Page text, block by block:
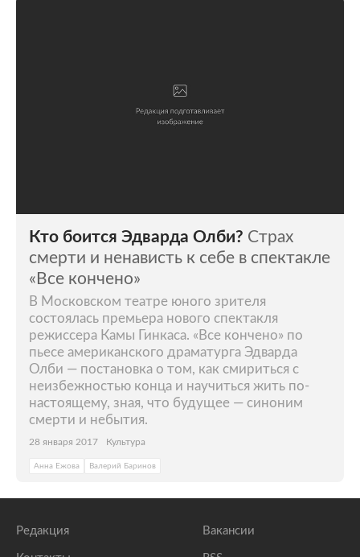
Кто боится Эдварда Олби? Страх
смерти и ненависть к себе в спектакле
«Все кончено»
В Московском театре юного зрителя
состоялась премьера нового спектакля
режиссера Камы Гинкаса. «Все кончено» по
пьесе американского драматурга Эдварда
Олби — постановка о том, как смириться с
неизбежностью конца и научиться жить по-
настоящему, зная, что будущее — синоним
смерти и небытия.
28 января 2017 Культура
Анна Ежова Валерий Баринов
Редакция Вакансии